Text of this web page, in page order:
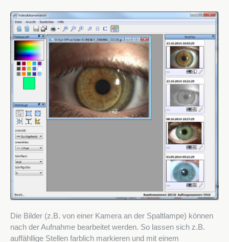
Die Bilder (z.B. von einer Kamera an der Spaltlampe) können
nach der Aufnahme bearbeitet werden. So lassen sich z.B.
auffähllige Stellen farblich markieren und mit einem